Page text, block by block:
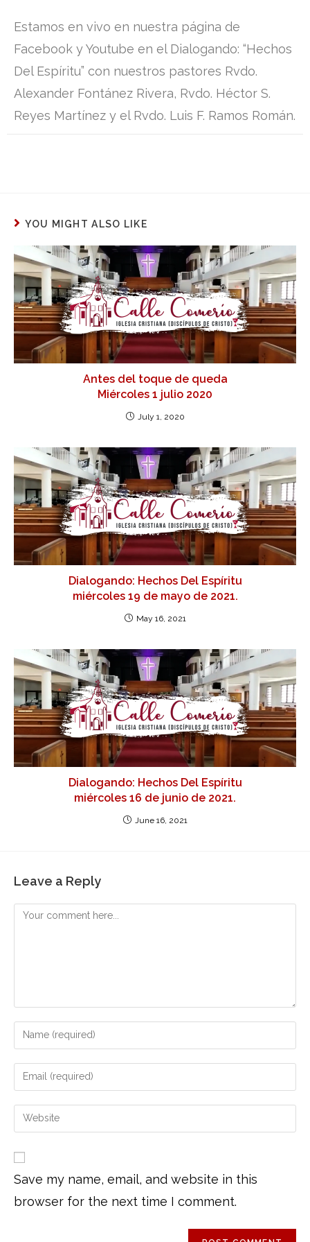
Estamos en vivo en nuestra página de
Facebook y Youtube en el Dialogando: “Hechos
Del Espíritu” con nuestros pastores Rvdo.
Alexander Fontánez Rivera, Rvdo. Héctor S.
Reyes Martínez y el Rvdo. Luis F. Ramos Román.
YOU MIGHT ALSO LIKE
Antes del toque de queda
Miércoles 1 julio 2020
July 1, 2020
Dialogando: Hechos Del Espíritu
miércoles 19 de mayo de 2021.
May 16, 2021
Dialogando: Hechos Del Espíritu
miércoles 16 de junio de 2021.
June 16, 2021
Leave a Reply
Save my name, email, and website in this
browser for the next time I comment.